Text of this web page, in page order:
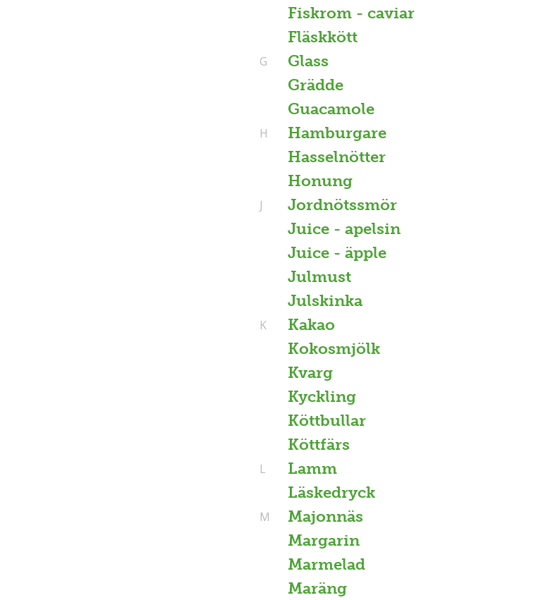
Fiskrom - caviar
Fläskkött
Glass
G
Grädde
Guacamole
Hamburgare
H
Hasselnötter
Honung
Jordnötssmör
J
Juice - apelsin
Juice - äpple
Julmust
Julskinka
Kakao
K
Kokosmjölk
Kvarg
Kyckling
Köttbullar
Köttfärs
Lamm
L
Läskedryck
Majonnäs
M
Margarin
Marmelad
Maräng